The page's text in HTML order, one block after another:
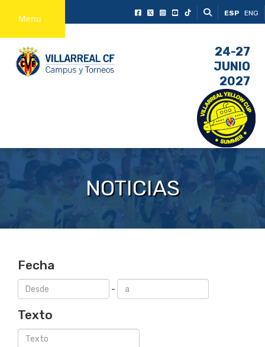
Menu ESP ENG
24-27
JUNIO
2027
NOTICIAS
Fecha
-
Texto